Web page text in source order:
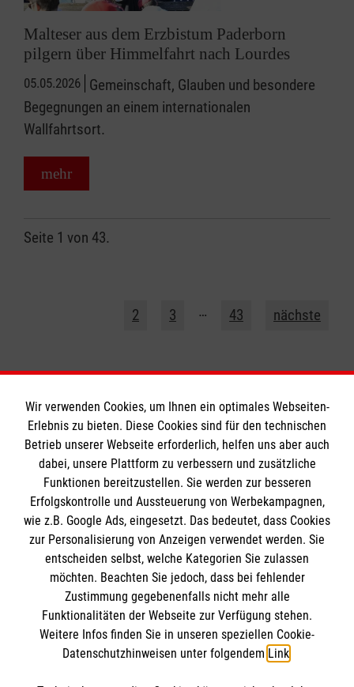
Malteser aus dem Erzbistum Paderborn
pilgern über Himmelfahrt nach Lourdes
05.05.2026 Gemeinschaft, Glauben und besondere
Begegnungen an einem internationalen
Wallfahrtsort.
mehr
Seite 1 von 43.
2 3 … 43 nächste
Informationen
Impressum
Datenschutz
Kontakt
Barrierefreiheit
Die Malteser
Malteser in Deutschland
Malteserorden
Sharepoint
Spendenkonto
Wir verwenden Cookies, um Ihnen ein optimales Webseiten-
Erlebnis zu bieten. Diese Cookies sind für den technischen
Betrieb unserer Webseite erforderlich, helfen uns aber auch
dabei, unsere Plattform zu verbessern und zusätzliche
Funktionen bereitzustellen. Sie werden zur besseren
Erfolgskontrolle und Aussteuerung von Werbekampagnen,
wie z.B. Google Ads, eingesetzt. Das bedeutet, dass Cookies
zur Personalisierung von Anzeigen verwendet werden. Sie
entscheiden selbst, welche Kategorien Sie zulassen
möchten. Beachten Sie jedoch, dass bei fehlender
Zustimmung gegebenenfalls nicht mehr alle
Funktionalitäten der Webseite zur Verfügung stehen.
Weitere Infos finden Sie in unseren speziellen Cookie-
Datenschutzhinweisen unter folgendem Link.